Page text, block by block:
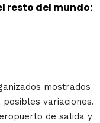
resto del mundo:
mostrados
posibles variaciones.
de salida y